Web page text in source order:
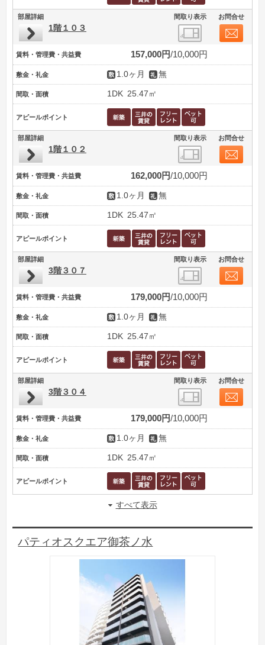
部屋詳細 間取り表示 お問合せ
1階１０３
賃料・管理費・共益費 157,000円 10,000円
敷金・礼金 1.0ヶ月 無
間取・面積 1DK 25.47㎡
アピールポイント
部屋詳細 間取り表示 お問合せ
1階１０２
賃料・管理費・共益費 162,000円 10,000円
敷金・礼金 1.0ヶ月 無
間取・面積 1DK 25.47㎡
アピールポイント
部屋詳細 間取り表示 お問合せ
3階３０７
賃料・管理費・共益費 179,000円 10,000円
敷金・礼金 1.0ヶ月 無
間取・面積 1DK 25.47㎡
アピールポイント
部屋詳細 間取り表示 お問合せ
3階３０４
賃料・管理費・共益費 179,000円 10,000円
敷金・礼金 1.0ヶ月 無
間取・面積 1DK 25.47㎡
アピールポイント
すべて表示
パティオスクエア御茶ノ水